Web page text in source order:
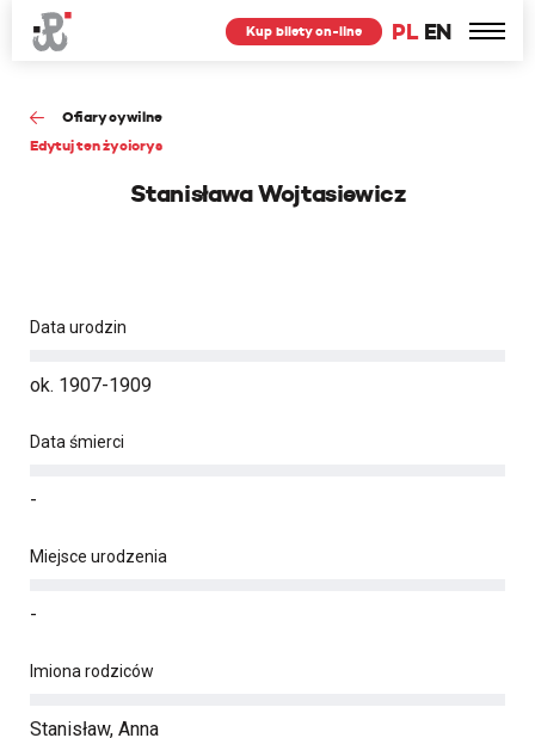
PL EN
Kup bilety on-line
Ofiary cywilne
Edytuj ten życiorys
Stanisława Wojtasiewicz
Data urodzin
ok. 1907-1909
Data śmierci
-
Miejsce urodzenia
-
Imiona rodziców
Stanisław, Anna